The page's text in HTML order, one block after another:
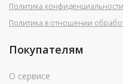
Политика конфиденциальности
Политика в отношении
Покупателям
О сервисе